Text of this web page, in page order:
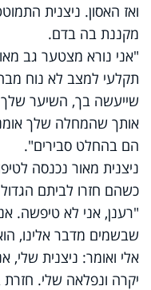
ואז האסון. ניצנית
מקננת בה בדם.
"אני נורא מצטער גב
תקלעי למצב לא נוח
שייעשה בך, השיער שלך
אותך שהמחלה שלך
הם בהחלט סבירים".
ניצנית מאור נכנסה
כשהם חזרו לביתם
"רענן, אני לא טיפשה.
שבשמים מדבר אלינו,
אלי ואומר: ניצנית שלי,
יקרה ונפלאה שלי.